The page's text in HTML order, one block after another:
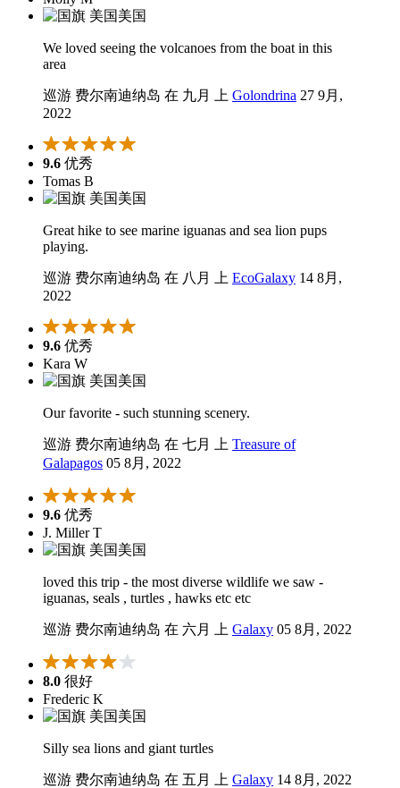
美国
We loved seeing the volcanoes from the boat in this
area
巡游 费尔南迪纳岛 在 九月 上 Golondrina 27 9月,
2022
9.6 优秀
Tomas B
美国
Great hike to see marine iguanas and sea lion pups
playing.
巡游 费尔南迪纳岛 在 八月 上 EcoGalaxy 14 8月,
2022
9.6 优秀
Kara W
美国
Our favorite - such stunning scenery.
巡游 费尔南迪纳岛 在 七月 上 Treasure of
Galapagos 05 8月, 2022
9.6 优秀
J. Miller T
美国
loved this trip - the most diverse wildlife we saw -
iguanas, seals , turtles , hawks etc etc
巡游 费尔南迪纳岛 在 六月 上 Galaxy 05 8月, 2022
8.0 很好
Frederic K
美国
Silly sea lions and giant turtles
巡游 费尔南迪纳岛 在 五月 上 Galaxy 14 8月, 2022